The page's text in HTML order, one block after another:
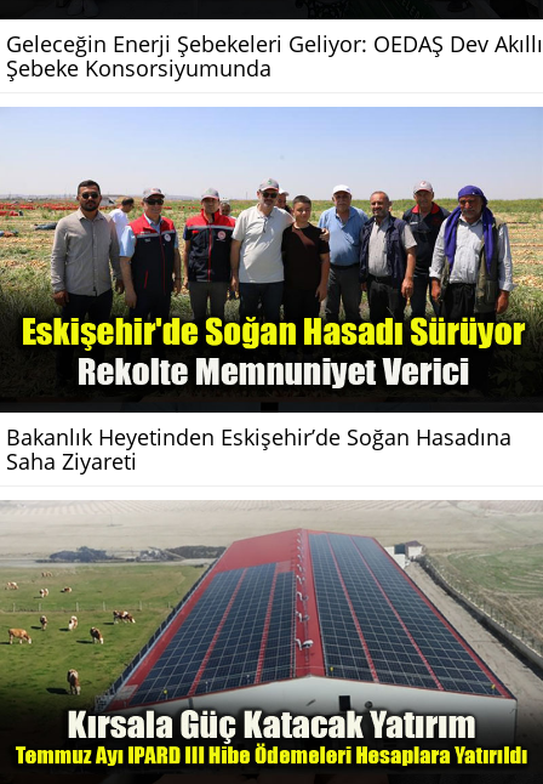
Geleceğin Enerji Şebekeleri Geliyor: OEDAŞ Dev Akıllı
Şebeke Konsorsiyumunda
Bakanlık Heyetinden Eskişehir’de Soğan Hasadına
Saha Ziyareti